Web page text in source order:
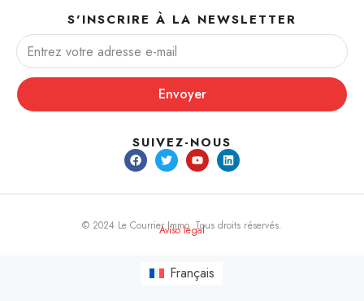
S'INSCRIRE À LA NEWSLETTER
Envoyer
SUIVEZ-NOUS
© 2024 Le Courrier Immo. Tous droits réservés.
Aviso legal
Français